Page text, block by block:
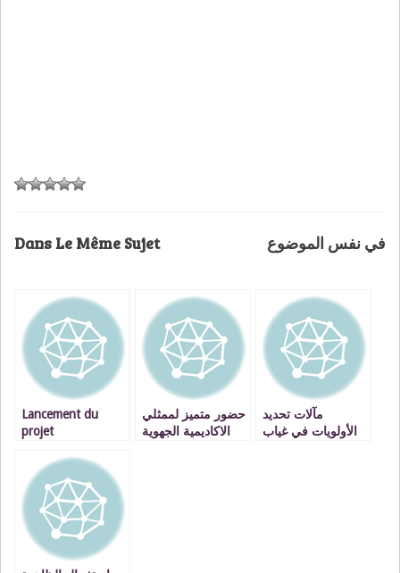
Dans Le Même Sujet في نفس الموضوع
Lancement du
projet
Ensemble » pour
une agriculture
durable et une
économie verte
حضور متميز لممثلي
الاكاديمية الجهوية
مآلات تحديد
الأولويات في غياب